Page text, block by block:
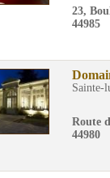
23,
44985
Sainte-
Route
44980